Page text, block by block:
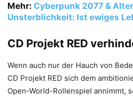
Mehr: Cyberpunk 2077 &
Unsterblichkeit: Ist ewiges
CD Projekt RED
Wenn auch nur der Hauch von
CD Projekt RED sich dem
Open-World-Rollenspiel annimmt,